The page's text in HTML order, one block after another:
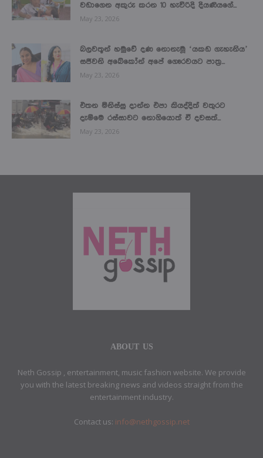
වඩාගෙන අකුරු කරන 10 හැවිරිදි දියණියගේ...
May 23, 2026
බලවතූන් හමුවේ දණ නොනැමූ ‘යකඩ ගැහැනිය’
සජීවනි අබේකෝන් අපේ ගෞරවයට පාත්‍ර...
May 23, 2026
එතන මිනිස්සු දාන්න එපා කියද්දිත් වතුරට
දැම්මෙ රස්සාවට නොගියොත් ඒ දවසත්...
May 23, 2026
ABOUT US
Neth Gossip , entertainment, music fashion website. We provide
you with the latest breaking news and videos straight from the
entertainment industry.
Contact us: info@nethgossip.net